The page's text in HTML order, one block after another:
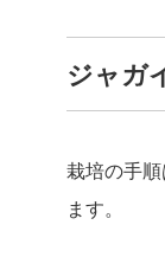
ジャガ
栽培の手
ます。